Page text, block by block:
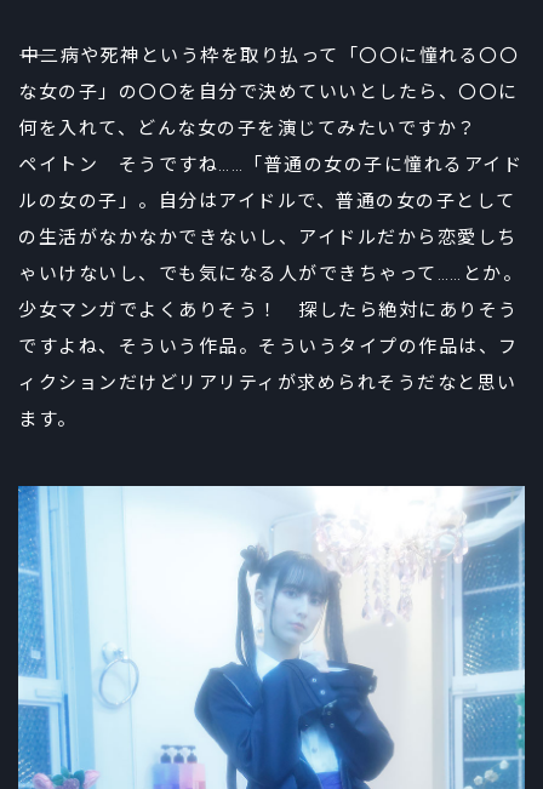
――中二病や死神という枠を取り払って「〇〇に憧れる〇〇
な女の子」の〇〇を自分で決めていいとしたら、〇〇に
何を入れて、どんな女の子を演じてみたいですか？
ペイトン そうですね……「普通の女の子に憧れるアイド
ルの女の子」。自分はアイドルで、普通の女の子として
の生活がなかなかできないし、アイドルだから恋愛しち
ゃいけないし、でも気になる人ができちゃって……とか。
少女マンガでよくありそう！ 探したら絶対にありそう
ですよね、そういう作品。そういうタイプの作品は、フ
ィクションだけどリアリティが求められそうだなと思い
ます。